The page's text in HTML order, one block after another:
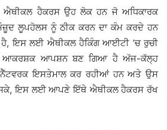
ਐਥੀਕਲ ਹੈਕਰਸ ਉਹ ਲੋਕ ਹਨ ਜੋ ਅਧਿਕਾਰਕ
ਲੂਪਹੋਲਸ ਨੂੰ ਠੀਕ ਕਰਨ ਦਾ ਕੰਮ ਕਰਦੇ ਹਨ
ਹੈ, ਇਸ ਲਈ ਐਥੀਕਲ ਹੈਕਿੰਗ ਆਈਟੀ ’ਚ ਰੁਚੀ
ਆਕਰਸ਼ਕ ਆਪਸ਼ਨ ਬਣ ਗਿਆ ਹੈ ਅੱਜ-ਕੱਲ੍ਹ
ਇਸਤੇਮਾਲ ਕਰ ਰਹੀਆਂ ਹਨ ਅਤੇ ਉਸ
ਸਕੇ, ਇਸ ਲਈ ਆਪਣੇ ਇੱਥੇ ਐਥੀਕਲ ਹੈਕਰਸ ਰੱਖ